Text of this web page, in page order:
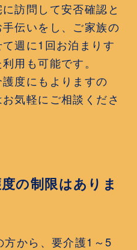
訪問して安否確認と
伝いをし、ご家族の
週に1回お泊まりす
用も可能です。
護度にもよりますの
気軽にご相談くださ
の制限はありま
方から、要介護1～5